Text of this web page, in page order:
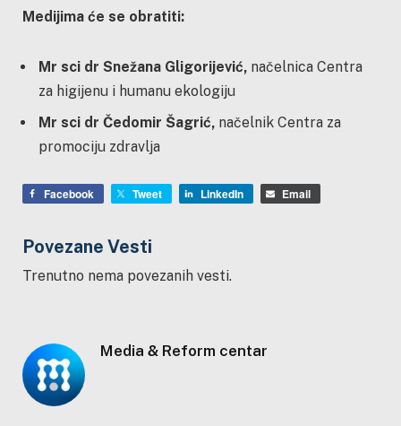
Medijima će se obratiti:
Mr sci dr Snežana Gligorijević, načelnica Centra
za higijenu i humanu ekologiju
Mr sci dr Čedomir Šagrić, načelnik Centra za
promociju zdravlja
Facebook Tweet LinkedIn Email
Povezane Vesti
Trenutno nema povezanih vesti.
Media & Reform centar